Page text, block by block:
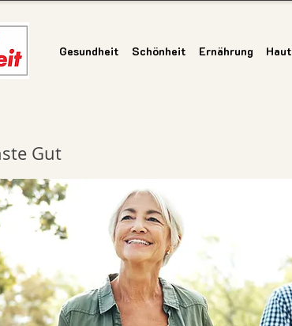
Gesundheit Schönheit Ernährung Haut
Gut
Schönheit |Ernährung